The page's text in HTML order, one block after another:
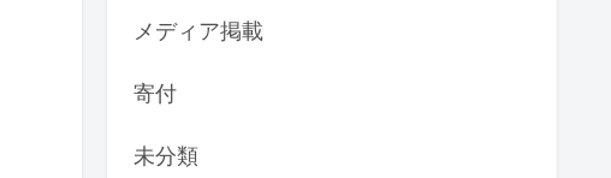
メディア掲載
寄付
未分類